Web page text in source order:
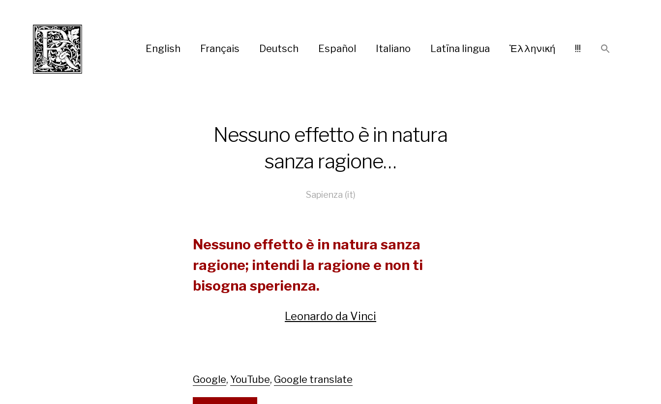
English Français Deutsch Español Italiano Latīna lingua Ἑλληνική !!!
Nessuno effetto è in natura
sanza ragione…
Sapienza (it)
Nessuno effetto è in natura sanza
ragione; intendi la ragione e non ti
bisogna sperienza.
Leonardo da Vinci
Google, YouTube, Google translate